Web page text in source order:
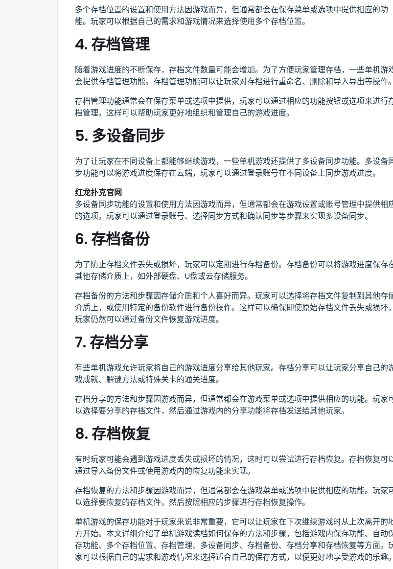
多个存档位置的设置和使用方法因游戏而异，但通常都会在保存菜单或选项中提供相应的功
能。玩家可以根据自己的需求和游戏情况来选择使用多个存档位置。
4. 存档管理
随着游戏进度的不断保存，存档文件数量可能会增加。为了方便玩家管理存档，一些单机游
会提供存档管理功能。存档管理功能可以让玩家对存档进行重命名、删除和导入导出等操作。
存档管理功能通常会在保存菜单或选项中提供，玩家可以通过相应的功能按钮或选项来进行
档管理。这样可以帮助玩家更好地组织和管理自己的游戏进度。
5. 多设备同步
为了让玩家在不同设备上都能够继续游戏，一些单机游戏还提供了多设备同步功能。多设备
步功能可以将游戏进度保存在云端，玩家可以通过登录账号在不同设备上同步游戏进度。
红龙扑克官网
多设备同步功能的设置和使用方法因游戏而异，但通常都会在游戏设置或账号管理中提供相
的选项。玩家可以通过登录账号、选择同步方式和确认同步等步骤来实现多设备同步。
6. 存档备份
为了防止存档文件丢失或损坏，玩家可以定期进行存档备份。存档备份可以将游戏进度保存
其他存储介质上，如外部硬盘、U盘或云存储服务。
存档备份的方法和步骤因存储介质和个人喜好而异。玩家可以选择将存档文件复制到其他存
介质上，或使用特定的备份软件进行备份操作。这样可以确保即使原始存档文件丢失或损坏，
玩家仍然可以通过备份文件恢复游戏进度。
7. 存档分享
有些单机游戏允许玩家将自己的游戏进度分享给其他玩家。存档分享可以让玩家分享自己的
戏成就、解谜方法或特殊关卡的通关进度。
存档分享的方法和步骤因游戏而异，但通常都会在游戏菜单或选项中提供相应的功能。玩家
以选择要分享的存档文件，然后通过游戏内的分享功能将存档发送给其他玩家。
8. 存档恢复
有时玩家可能会遇到游戏进度丢失或损坏的情况，这时可以尝试进行存档恢复。存档恢复可
通过导入备份文件或使用游戏内的恢复功能来实现。
存档恢复的方法和步骤因游戏而异，但通常都会在游戏菜单或选项中提供相应的功能。玩家
以选择要恢复的存档文件，然后按照相应的步骤进行存档恢复操作。
单机游戏的保存功能对于玩家来说非常重要，它可以让玩家在下次继续游戏时从上次离开的
方开始。本文详细介绍了单机游戏读档如何保存的方法和步骤，包括游戏内保存功能、自动
存功能、多个存档位置、存档管理、多设备同步、存档备份、存档分享和存档恢复等方面。
家可以根据自己的需求和游戏情况来选择适合自己的保存方式，以便更好地享受游戏的乐趣。